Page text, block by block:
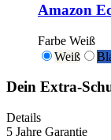
Amazon
Farbe Weiß
Weiß
Dein Extra-
Details
5 Jahre Garantie